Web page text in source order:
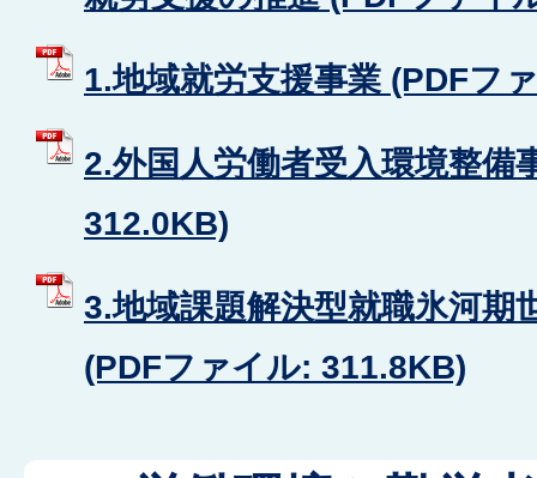
1.地域就労支援事業 (PDFフ
2.外国人労働者受入環境整備
312.0KB)
3.地域課題解決型就職氷河期
(PDFファイル: 311.8KB)